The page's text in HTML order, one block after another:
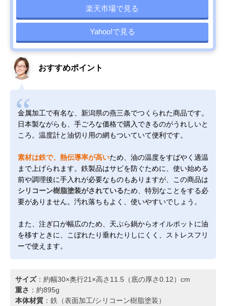
楽天市場で見る
Yahoo!で見る
おすすめポイント
金属加工で有名な、新潟県の燕三条でつくられた商品です。
日本製ながらも、手ごろな価格で購入できるのがうれしいと
ころ。温度計と油切り用の網もついていて便利です。
素材は鉄で、熱伝導率が高いため、油の温度をすばやく適温
まで上げられます。鉄製品はサビを防ぐために、使い始める
前や調理後に手入れが必要なものもありますが、この商品は
シリコーン樹脂塗装がされているため、特別なことをする必
要がありません。汚れ落ちもよく、使いやすいでしょう。
また、注ぎ口が幅広のため、天ぷら鍋からオイルポットに油
を移すときに、こぼれたり垂れたりしにくく、ストレスフリ
ーで使えます。
サイズ：約幅30×奥行21×高さ11.5（底の厚さ0.12）cm
重さ ：約895g
本体材質 ：鉄（表面加工/シリコーン樹脂塗装）